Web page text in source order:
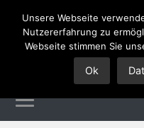
Unsere Webseite
Nutzererfahrung zu
Webseite stimmen Sie
Ok